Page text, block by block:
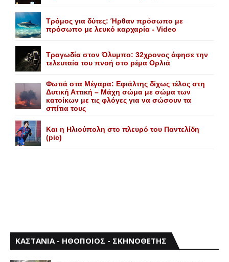
Τρόμος για δύτες: Ήρθαν πρόσωπο με
πρόσωπο με λευκό καρχαρία - Video
Τραγωδία στον Όλυμπο: 32χρονος άφησε την
τελευταία του πνοή στο ρέμα Ορλιά
Φωτιά στα Μέγαρα: Εφιάλτης δίχως τέλος στη
Δυτική Αττική – Μάχη σώμα με σώμα των
κατοίκων με τις φλόγες για να σώσουν τα
σπίτια τους
Και η Ηλιούπολη στο πλευρό του Παντελίδη
(pic)
ΚΑΣΤΑΝΙΑ - ΗΘΟΠΟΙΟΣ - ΣΚΗΝΟΘΕΤΗΣ